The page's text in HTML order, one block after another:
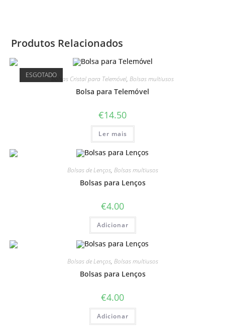
Produtos Relacionados
ESGOTADOBolsas Cristal para Telemóvel, Bolsas multiusos
Bolsa para Telemóvel
€14.50
Ler mais
Bolsas de Lenços, Bolsas multiusos
Bolsas para Lenços
€4.00
Adicionar
Bolsas de Lenços, Bolsas multiusos
Bolsas para Lenços
€4.00
Adicionar